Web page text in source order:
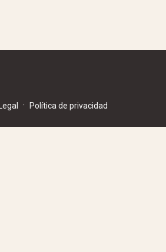
· Política de privacidad